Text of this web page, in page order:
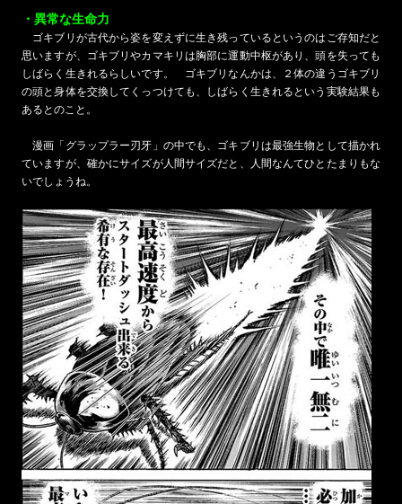
・異常な生命力
ゴキブリが古代から姿を変えずに生き残っているというのはご存知だと
思いますが、ゴキブリやカマキリは胸部に運動中枢があり、頭を失っても
しばらく生きれるらしいです。 ゴキブリなんかは、２体の違うゴキブリ
の頭と身体を交換してくっつけても、しばらく生きれるという実験結果も
あるとのこと。
漫画「グラップラー刃牙」の中でも、ゴキブリは最強生物として描かれ
ていますが、確かにサイズが人間サイズだと、人間なんてひとたまりもな
いでしょうね。